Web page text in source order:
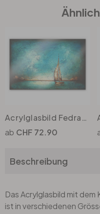
Bad
Eingangsbereich
Acrylglasbild Fedrau - Allein
CHF 72.90
Beschreibung
Das Acrylglasbild mit
ist in verschiedenen